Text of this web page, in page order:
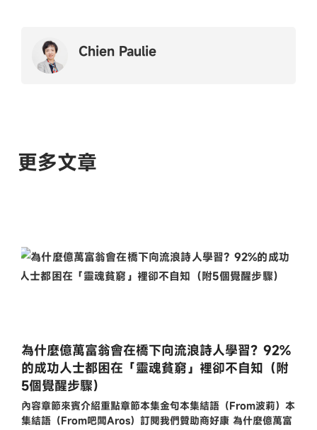
Chien Paulie
更多文章
為什麼億萬富翁會在橋下向流浪詩人學習？92%
的成功人士都困在「靈魂貧窮」裡卻不自知（附
5個覺醒步驟）
內容章節來賓介紹重點章節本集金句本集結語（From波莉）本
集結語（From吧闆Aros）訂閱我們贊助商好康 為什麼億萬富